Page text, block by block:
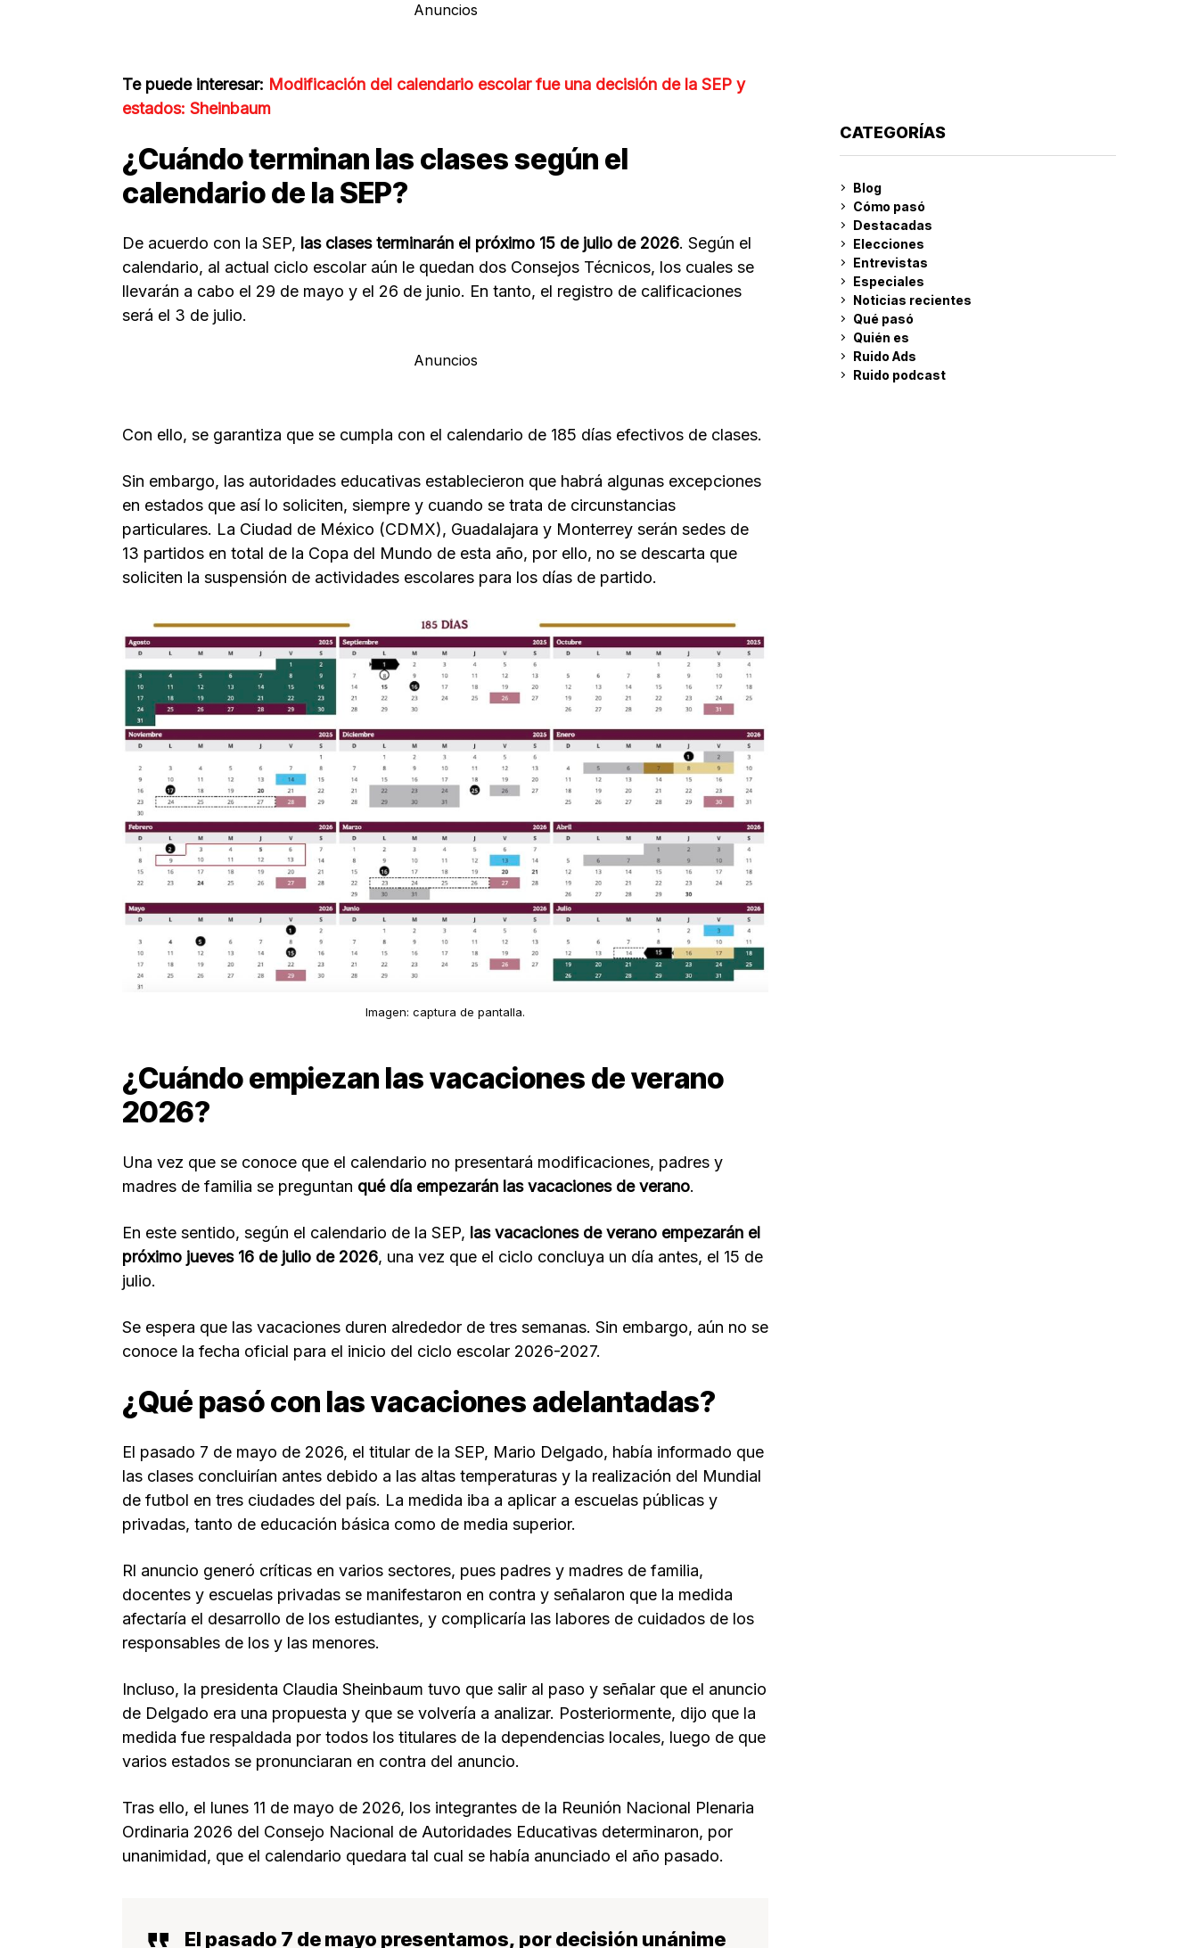
Anuncios
Te puede interesar: Modificación del calendario escolar fue una decisión de la SEP y
estados: Sheinbaum
¿Cuándo terminan las clases según el
calendario de la SEP?
De acuerdo con la SEP, las clases terminarán el próximo 15 de julio de 2026. Según el
calendario, al actual ciclo escolar aún le quedan dos Consejos Técnicos, los cuales se
llevarán a cabo el 29 de mayo y el 26 de junio. En tanto, el registro de calificaciones
será el 3 de julio.
Anuncios
Con ello, se garantiza que se cumpla con el calendario de 185 días efectivos de clases.
Sin embargo, las autoridades educativas establecieron que habrá algunas excepciones
en estados que así lo soliciten, siempre y cuando se trata de circunstancias
particulares. La Ciudad de México (CDMX), Guadalajara y Monterrey serán sedes de
13 partidos en total de la Copa del Mundo de esta año, por ello, no se descarta que
soliciten la suspensión de actividades escolares para los días de partido.
Imagen: captura de pantalla.
¿Cuándo empiezan las vacaciones de verano
2026?
Una vez que se conoce que el calendario no presentará modificaciones, padres y
madres de familia se preguntan qué día empezarán las vacaciones de verano.
En este sentido, según el calendario de la SEP, las vacaciones de verano empezarán el
próximo jueves 16 de julio de 2026, una vez que el ciclo concluya un día antes, el 15 de
julio.
Se espera que las vacaciones duren alrededor de tres semanas. Sin embargo, aún no se
conoce la fecha oficial para el inicio del ciclo escolar 2026-2027.
¿Qué pasó con las vacaciones adelantadas?
El pasado 7 de mayo de 2026, el titular de la SEP, Mario Delgado, había informado que
las clases concluirían antes debido a las altas temperaturas y la realización del Mundial
de futbol en tres ciudades del país. La medida iba a aplicar a escuelas públicas y
privadas, tanto de educación básica como de media superior.
Rl anuncio generó críticas en varios sectores, pues padres y madres de familia,
docentes y escuelas privadas se manifestaron en contra y señalaron que la medida
afectaría el desarrollo de los estudiantes, y complicaría las labores de cuidados de los
responsables de los y las menores.
Incluso, la presidenta Claudia Sheinbaum tuvo que salir al paso y señalar que el anuncio
de Delgado era una propuesta y que se volvería a analizar. Posteriormente, dijo que la
medida fue respaldada por todos los titulares de la dependencias locales, luego de que
varios estados se pronunciaran en contra del anuncio.
Tras ello, el lunes 11 de mayo de 2026, los integrantes de la Reunión Nacional Plenaria
Ordinaria 2026 del Consejo Nacional de Autoridades Educativas determinaron, por
unanimidad, que el calendario quedara tal cual se había anunciado el año pasado.
El pasado 7 de mayo presentamos, por decisión unánime
CATEGORÍAS
Blog
Cómo pasó
Destacadas
Elecciones
Entrevistas
Especiales
Noticias recientes
Qué pasó
Quién es
Ruido Ads
Ruido podcast